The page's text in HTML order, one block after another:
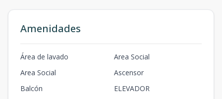
Amenidades
Área de lavado
Area Social
Area Social
Ascensor
Balcón
ELEVADOR